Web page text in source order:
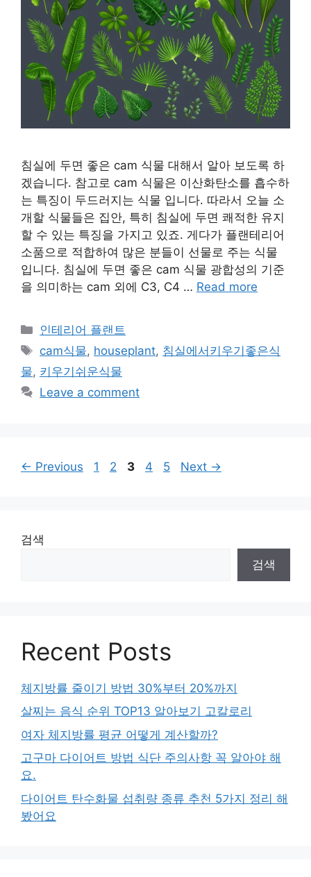
침실에 두면 좋은 cam 식물 대해서 알아 보도록 하
겠습니다. 참고로 cam 식물은 이산화탄소를 흡수하
는 특징이 두드러지는 식물 입니다. 따라서 오늘 소
개할 식물들은 집안, 특히 침실에 두면 쾌적한 유지
할 수 있는 특징을 가지고 있죠. 게다가 플랜테리어
소품으로 적합하여 많은 분들이 선물로 주는 식물
입니다. 침실에 두면 좋은 cam 식물 광합성의 기준
을 의미하는 cam 외에 C3, C4 … Read more
Categories
인테리어 플랜트
Tags
cam식물, houseplant, 침실에서키우기좋은식
물, 키우기쉬운식물
Leave a comment
← Previous Page
1 Page
2 Page
3 Page
4 Page
5 Next →
검색
검색
Recent Posts
체지방률 줄이기 방법 30%부터 20%까지
살찌는 음식 순위 TOP13 알아보기 고칼로리
여자 체지방률 평균 어떻게 계산할까?
고구마 다이어트 방법 식단 주의사항 꼭 알아야 해
요.
다이어트 탄수화물 섭취량 종류 추천 5가지 정리 해
봤어요